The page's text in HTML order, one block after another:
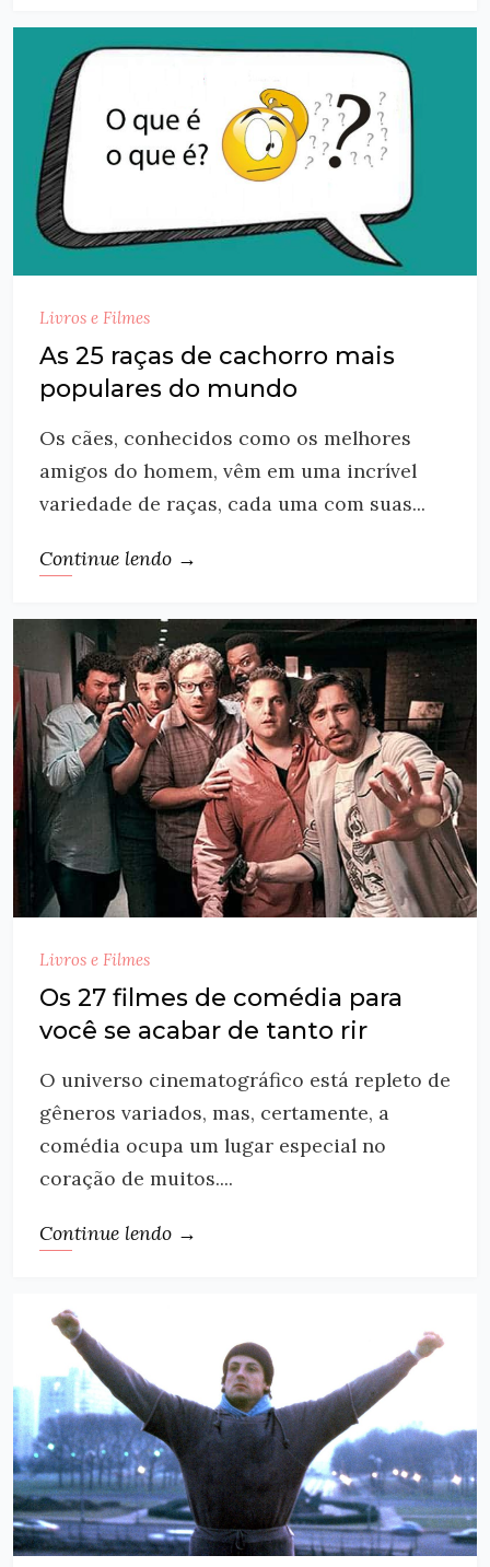
Livros e Filmes
As 25 raças de cachorro mais
populares do mundo
Os cães, conhecidos como os melhores
amigos do homem, vêm em uma incrível
variedade de raças, cada uma com suas...
Continue lendo →
Livros e Filmes
Os 27 filmes de comédia para
você se acabar de tanto rir
O universo cinematográfico está repleto de
gêneros variados, mas, certamente, a
comédia ocupa um lugar especial no
coração de muitos....
Continue lendo →